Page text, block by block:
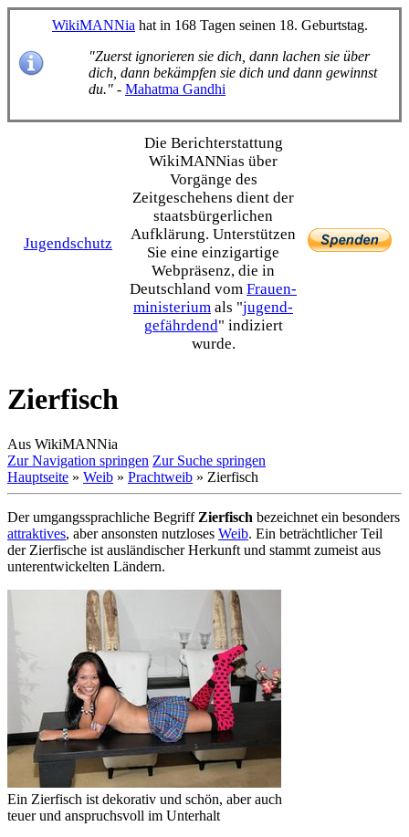
WikiMANNia hat in 168 Tagen seinen 18. Geburtstag.
"Zuerst ignorieren sie dich, dann lachen sie über
dich, dann bekämpfen sie dich und dann gewinnst
du." - Mahatma Gandhi
Jugendschutz
Die Bericht­erstattung
WikiMANNias über
Vorgänge des
Zeitgeschehens dient der
staats­bürgerlichen
Aufklärung. Unterstützen
Sie eine einzig­artige
Webpräsenz, die in
Deutschland vom Frauen­
ministerium als "jugend­
gefährdend" indiziert
wurde.
Zierfisch
Aus WikiMANNia
Zur Navigation springen Zur Suche springen
Hauptseite » Weib » Prachtweib » Zierfisch
Der umgangssprachliche Begriff Zierfisch bezeichnet ein besonders
attraktives, aber ansonsten nutzloses Weib. Ein beträchtlicher Teil
der Zierfische ist ausländischer Herkunft und stammt zumeist aus
unter­entwickelten Ländern.
Ein Zierfisch ist dekorativ und schön, aber auch
teuer und anspruchsvoll im Unterhalt